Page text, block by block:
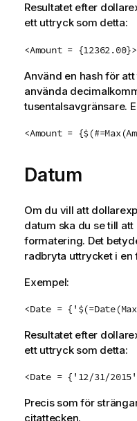
Resultatet efter
ett uttryck som detta:
<Amount = {12362.00}>
Använd en hash för
använda
tusentalsavgränsare.
<Amount =
Datum
Om du vill att
datum ska du se till
formatering. Det
radbryta uttrycket i
Exempel:
<Date =
Resultatet efter
ett uttryck som detta:
<Date = {'12/31/
Precis som för
citattecken.